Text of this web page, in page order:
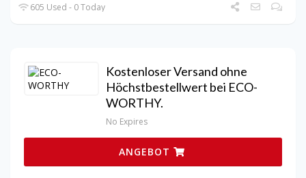
605 Used - 0 Today
Kostenloser Versand ohne
Höchstbestellwert bei ECO-
WORTHY.
No Expires
ANGEBOT